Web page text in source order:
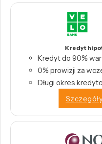
Kredyt
Kredyt do 90%
0% prowizji za
Długi okres